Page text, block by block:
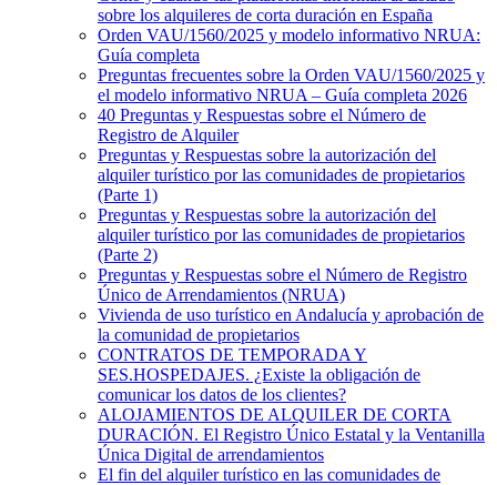
sobre los alquileres de corta duración en España
Orden VAU/1560/2025 y modelo informativo NRUA:
Guía completa
Preguntas frecuentes sobre la Orden VAU/1560/2025 y
el modelo informativo NRUA – Guía completa 2026
40 Preguntas y Respuestas sobre el Número de
Registro de Alquiler
Preguntas y Respuestas sobre la autorización del
alquiler turístico por las comunidades de propietarios
(Parte 1)
Preguntas y Respuestas sobre la autorización del
alquiler turístico por las comunidades de propietarios
(Parte 2)
Preguntas y Respuestas sobre el Número de Registro
Único de Arrendamientos (NRUA)
Vivienda de uso turístico en Andalucía y aprobación de
la comunidad de propietarios
CONTRATOS DE TEMPORADA Y
SES.HOSPEDAJES. ¿Existe la obligación de
comunicar los datos de los clientes?
ALOJAMIENTOS DE ALQUILER DE CORTA
DURACIÓN. El Registro Único Estatal y la Ventanilla
Única Digital de arrendamientos
El fin del alquiler turístico en las comunidades de